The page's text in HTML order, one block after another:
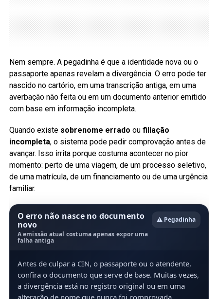
Nem sempre. A pegadinha é que a identidade nova ou o
passaporte apenas revelam a divergência. O erro pode ter
nascido no cartório, em uma transcrição antiga, em uma
averbação não feita ou em um documento anterior emitido
com base em informação incompleta.
Quando existe sobrenome errado ou filiação
incompleta, o sistema pode pedir comprovação antes de
avançar. Isso irrita porque costuma acontecer no pior
momento: perto de uma viagem, de um processo seletivo,
de uma matrícula, de um financiamento ou de uma urgência
familiar.
O erro não nasce no documento
novo
A emissão atual costuma apenas expor uma
falha antiga
⚠️ Pegadinha
Antes de culpar a CIN, o passaporte ou o atendente,
confira o documento que serve de base. Muitas vezes,
a divergência está no registro original ou em uma
alteração de nome que nunca foi comprovada